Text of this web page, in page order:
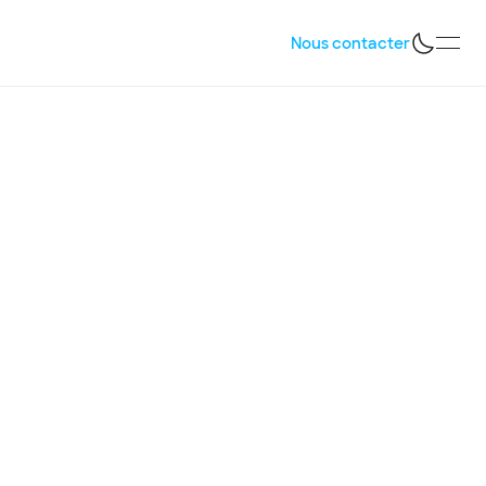
Nous contacter